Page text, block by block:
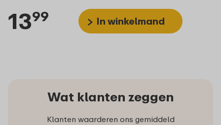
1399 In winkelmand
Wat klanten zeggen
Klanten waarderen ons gemiddeld